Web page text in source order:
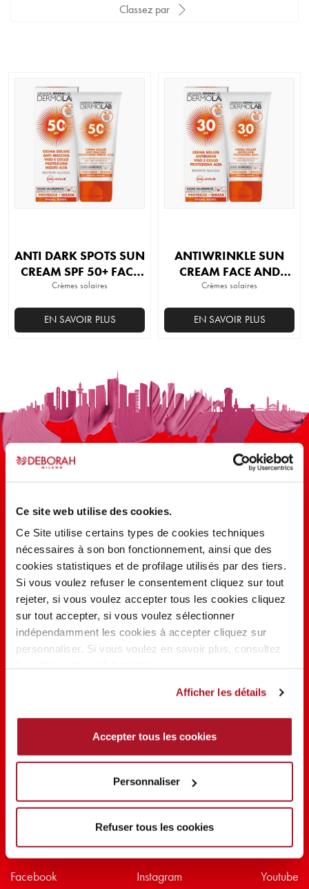
Ce site web utilise des cookies.
Ce Site utilise certains types de cookies techniques
nécessaires à son bon fonctionnement, ainsi que des
cookies statistiques et de profilage utilisés par des tiers.
Si vous voulez refuser le consentement cliquez sur tout
rejeter, si vous voulez accepter tous les cookies cliquez
sur tout accepter, si vous voulez sélectionner
indépendamment les cookies à accepter cliquez sur
personnaliser. Si vous voulez en savoir plus, consultez
Afficher les détails
Accepter tous les cookies
Personnaliser
Refuser tous les cookies
Classez par
ANTI DARK SPOTS SUN
CREAM SPF 50+ FACE
AND NECK
Crèmes solaires
EN SAVOIR PLUS
ANTIWRINKLE SUN
CREAM FACE AND
NECK
Crèmes solaires
EN SAVOIR PLUS
100 ANS D’INNOVATION, DE
RECHERCHE, DE COULEUR
EN SAVOIR PLUS
PARTAGER LA BEAUTÉ #EVERYDAYDIVA
Suivez-nous sur
Facebook Instagram Youtube